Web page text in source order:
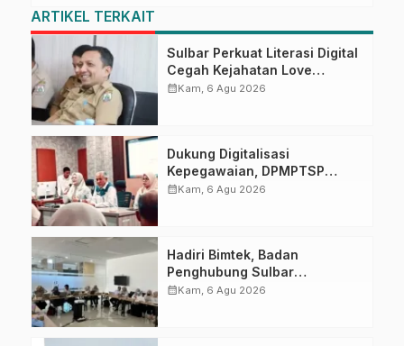
ARTIKEL TERKAIT
Sulbar Perkuat Literasi Digital
Cegah Kejahatan Love
Scamming
calendar_monthKam, 6 Agu 2026
Dukung Digitalisasi
Kepegawaian, DPMPTSP
Sulbar Siap Terapkan Aplikasi
calendar_monthKam, 6 Agu 2026
Hadiri Bimtek, Badan
Penghubung Sulbar
Tingkatkan Kompetensi ASN
calendar_monthKam, 6 Agu 2026